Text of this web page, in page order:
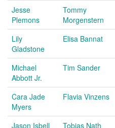
Jesse
Plemons
Tommy
Morgenstern
Lily
Gladstone
Elisa Bannat
Michael
Abbott Jr.
Tim Sander
Cara Jade
Myers
Flavia Vinzens
Jason Isbell Tobias Nath